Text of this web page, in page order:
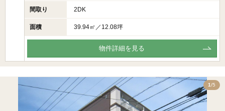
間取り 2DK
面積 39.94㎡／12.08坪
物件詳細を見る
1/5